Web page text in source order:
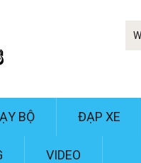
BỘ ĐẠP XE
VIDEO